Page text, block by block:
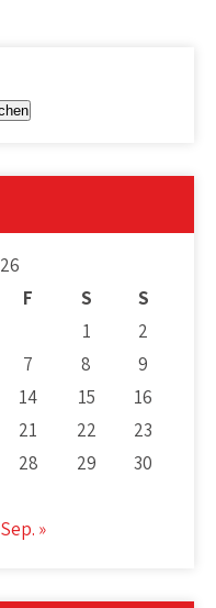
F S
S
1
2
7 8
9
14 15
16
21 22
23
28 29
30
Sep. »